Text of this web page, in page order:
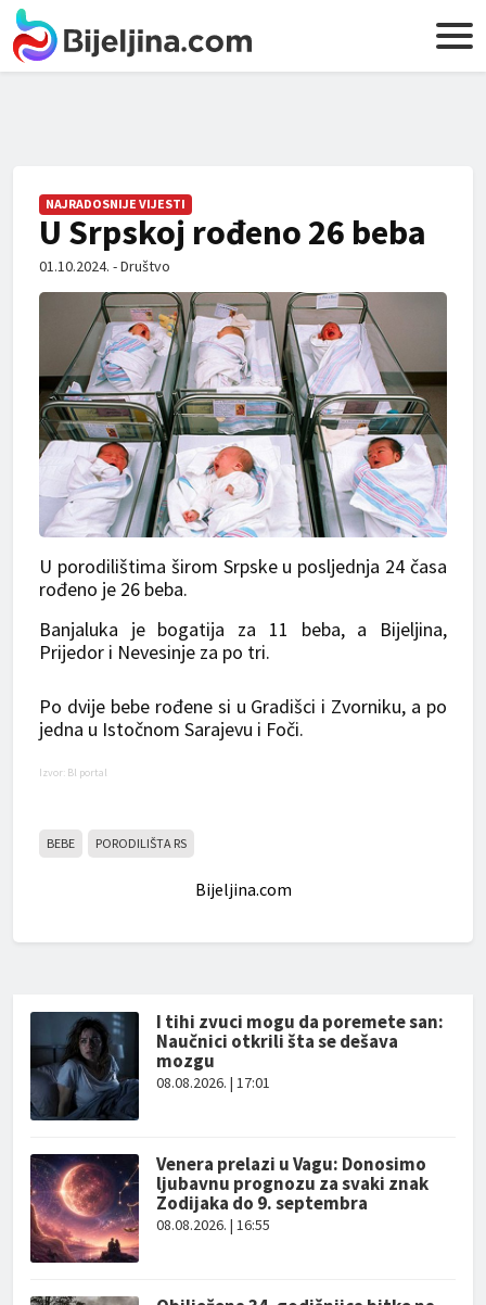
NAJRADOSNIJE VIJESTI
U Srpskoj rođeno 26 beba
01.10.2024. - Društvo
U porodilištima širom Srpske u posljednja 24 časa
rođeno je 26 beba.
Banjaluka je bogatija za 11 beba, a Bijeljina,
Prijedor i Nevesinje za po tri.
Po dvije bebe rođene si u Gradišci i Zvorniku, a po
jedna u Istočnom Sarajevu i Foči.
Izvor: Bl portal
BEBE PORODILIŠTA RS
Bijeljina.com
I tihi zvuci mogu da poremete san:
Naučnici otkrili šta se dešava
mozgu
08.08.2026. | 17:01
Venera prelazi u Vagu: Donosimo
ljubavnu prognozu za svaki znak
Zodijaka do 9. septembra
08.08.2026. | 16:55